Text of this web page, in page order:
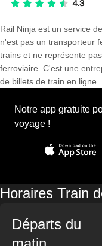
Rail Ninja est un service
n'est pas un transporteur
trains et ne représente
ferroviaire. C'est une
de billets de train en ligne.
Notre app gratuite
voyage !
Horaires Train
Départs du